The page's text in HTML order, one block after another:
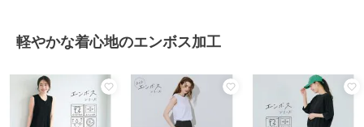
軽やかな着心地のエンボス加工